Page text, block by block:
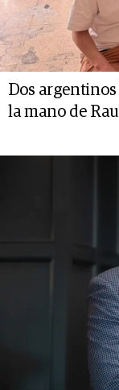
Dos
la mano de